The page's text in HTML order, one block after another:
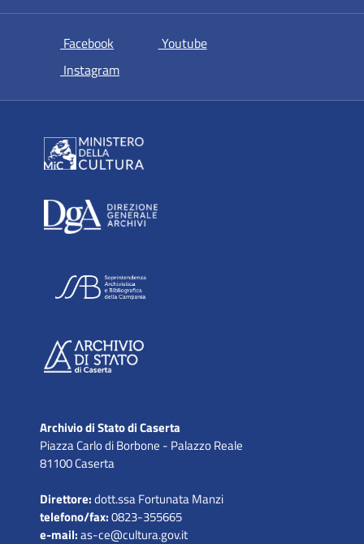
Facebook si apre in una nuova scheda
Youtubesi apre in una nuova scheda
Instagramsi apre in una nuova scheda
Archivio di Stato di Caserta
Piazza Carlo di Borbone - Palazzo Reale
81100 Caserta
Direttore:dott.ssa Fortunata Manzi
telefono/fax:0823-355665
e-mail:as-ce@cultura.gov.it